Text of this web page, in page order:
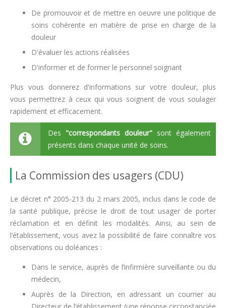
De promouvoir et de mettre en oeuvre une politique de
soins cohérente en matière de prise en charge de la
douleur
D'évaluer les actions réalisées
D'informer et de former le personnel soignant
Plus vous donnerez d'informations sur votre douleur, plus
vous permettrez à ceux qui vous soignent de vous soulager
rapidement et efficacement.
Des "correspondants douleur" sont également
présents dans chaque unité de soins.
La Commission des usagers (CDU)
Le décret n° 2005-213 du 2 mars 2005, inclus dans le code de
la santé publique, précise le droit de tout usager de porter
réclamation et en définit les modalités. Ainsi, au sein de
l’établissement, vous avez la possibilité de faire connaître vos
observations ou doléances :
Dans le service, auprès de l’infirmière surveillante ou du
médecin,
Auprès de la Direction, en adressant un courrier au